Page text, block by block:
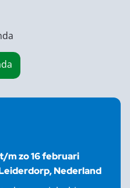
m zo 16 februari
Nederland